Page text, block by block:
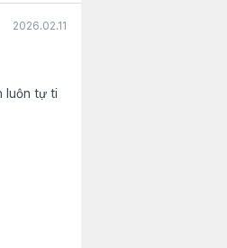
2026.02.11
luôn tự ti